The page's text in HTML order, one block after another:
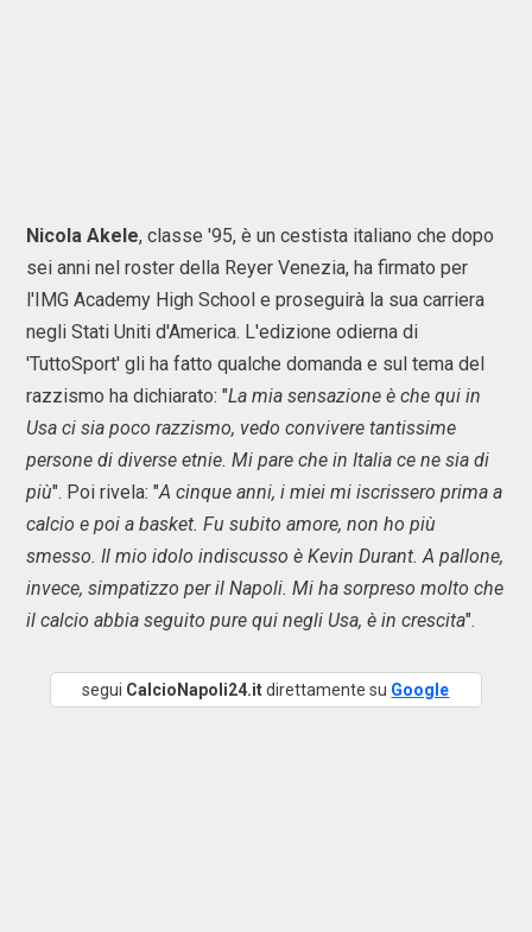
Nicola Akele, classe '95, è un cestista italiano che dopo
sei anni nel roster della Reyer Venezia, ha firmato per
l'IMG Academy High School e proseguirà la sua carriera
negli Stati Uniti d'America. L'edizione odierna di
'TuttoSport' gli ha fatto qualche domanda e sul tema del
razzismo ha dichiarato: "La mia sensazione è che qui in
Usa ci sia poco razzismo, vedo convivere tantissime
persone di diverse etnie. Mi pare che in Italia ce ne sia di
più". Poi rivela: "A cinque anni, i miei mi iscrissero prima a
calcio e poi a basket. Fu subito amore, non ho più
smesso. Il mio idolo indiscusso è Kevin Durant. A pallone,
invece, simpatizzo per il Napoli. Mi ha sorpreso molto che
il calcio abbia seguito pure qui negli Usa, è in crescita".
segui CalcioNapoli24.itdirettamente su Google